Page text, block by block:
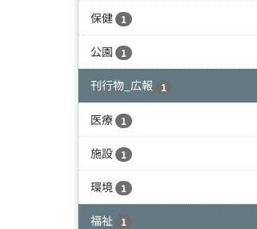
保健 1
公園 1
刊行物_広報 1
医療 1
施設 1
環境 1
福祉 1